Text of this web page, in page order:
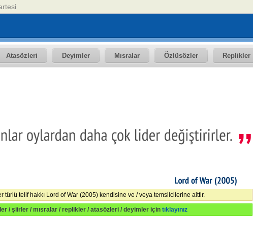
Atasözleri Deyimler Mısralar Özlüsözler Replikler
türlü telif hakkı Lord of War (2005) kendisine ve / veya temsilcilerine aittir.
/ şiirler / mısralar / replikler / atasözleri / deyimler için tıklayınız